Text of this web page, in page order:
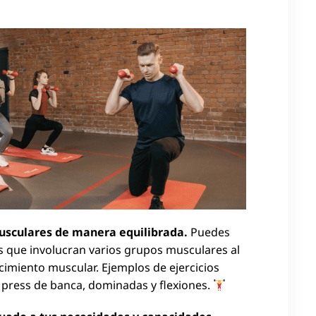
de manera equilibrada. Puedes
involucran varios grupos musculares al
muscular. Ejemplos de ejercicios
de banca, dominadas y flexiones.